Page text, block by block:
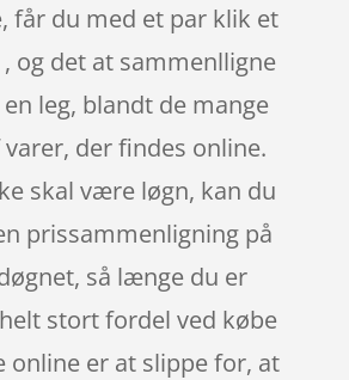
får du med et par klik et
og det at sammenlligne
leg, blandt de mange
der findes online.
skal være løgn, kan du
prissammenligning på
så længe du er
stort fordel ved købe
online er at slippe for, at